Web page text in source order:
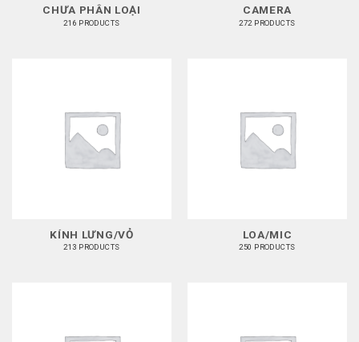
CHƯA PHÂN LOẠI
216 PRODUCTS
CAMERA
272 PRODUCTS
KÍNH LƯNG/VỎ
213 PRODUCTS
LOA/MIC
250 PRODUCTS